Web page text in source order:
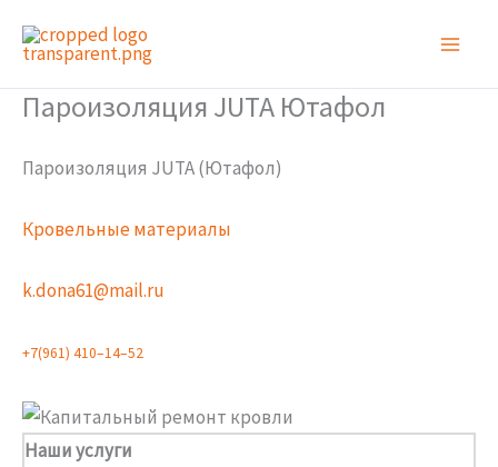
Пароизоляция JUTA Ютафол
Пароизоляция JUTA (Ютафол)
Кровельные материалы
k.dona61@mail.ru
+7(961) 410–14–52
Наши услуги